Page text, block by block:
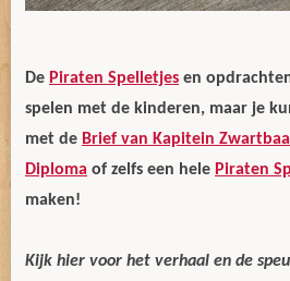
De Piraten Spelletjes en
spelen met de kinderen, maar je
met de Brief van Kapitein
Diploma of zelfs een hele Piraten
maken!
Kijk hier voor het verhaal en de